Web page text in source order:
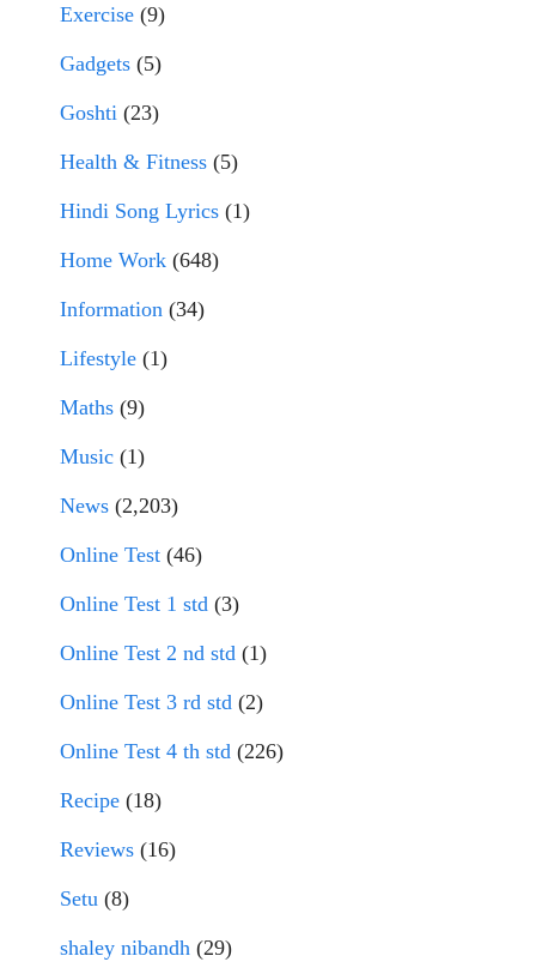
Exercise (9)
Gadgets (5)
Goshti (23)
Health & Fitness (5)
Hindi Song Lyrics (1)
Home Work (648)
Information (34)
Lifestyle (1)
Maths (9)
Music (1)
News (2,203)
Online Test (46)
Online Test 1 std (3)
Online Test 2 nd std (1)
Online Test 3 rd std (2)
Online Test 4 th std (226)
Recipe (18)
Reviews (16)
Setu (8)
shaley nibandh (29)